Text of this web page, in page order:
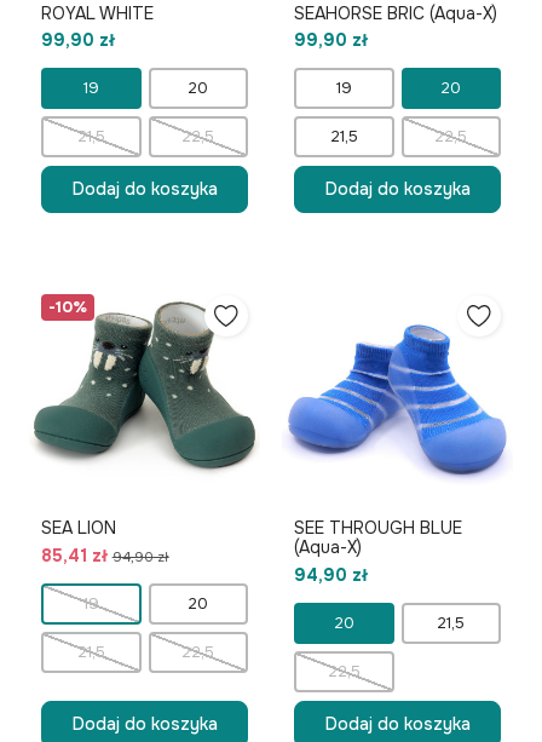
ROYAL WHITE
99,90 zł
19 20
21,5 22,5
Dodaj do koszyka
SEAHORSE BRIC (Aqua-X)
99,90 zł
19 20
21,5 22,5
Dodaj do koszyka
-10%
SEA LION
85,41 zł94,90 zł
19 20
21,5 22,5
Dodaj do koszyka
SEE THROUGH BLUE
(Aqua-X)
94,90 zł
20 21,5
22,5
Dodaj do koszyka